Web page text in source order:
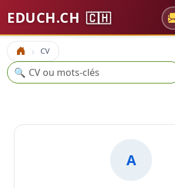
EDUCH.CH 🇨🇭
Accueil CV
Recherche
🔍
A